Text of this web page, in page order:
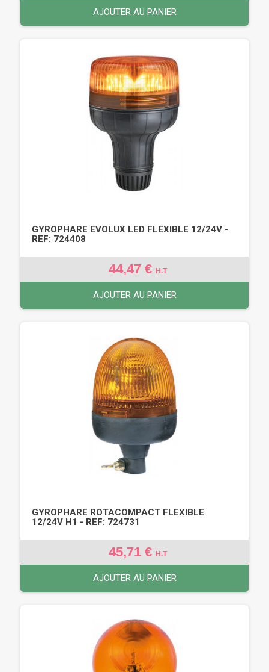
AJOUTER AU PANIER
GYROPHARE EVOLUX LED FLEXIBLE 12/24V -
REF: 724408
44,47 € H.T
AJOUTER AU PANIER
GYROPHARE ROTACOMPACT FLEXIBLE
12/24V H1 - REF: 724731
45,71 € H.T
AJOUTER AU PANIER